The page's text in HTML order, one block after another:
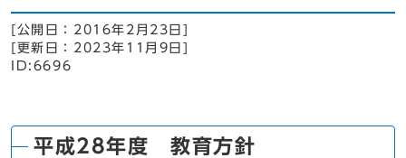
[公開日： 2016年2月23日
[更新日： 2023年11月9日
ID:6696
平成28年度 教育方針